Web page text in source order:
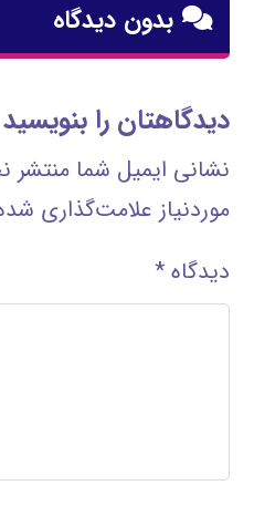
بدون دیدگاه
دیدگاهتان را بنویسید
نشانی ایمیل شما منتشر
موردنیاز علامت‌گذاری
دیدگاه*